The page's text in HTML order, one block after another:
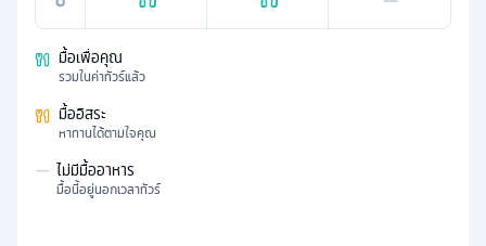
มื้อเพื่อคุณ
รวมในค่าทัวร์แล้ว
มื้ออิสระ
หาทานได้ตามใจคุณ
— ไม่มีมื้ออาหาร
มื้อนี้อยู่นอกเวลาทัวร์